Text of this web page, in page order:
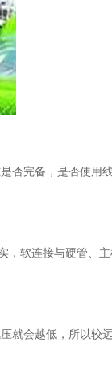
完备，是否使用
软连接与硬管、
会越低，所以较